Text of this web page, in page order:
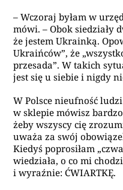
– Wczoraj byłam w
mówi. – Obok siedziały
że jestem Ukrainką.
Ukraińców”, że
przesada”. W takich
jest się u siebie i nigdy
W Polsce nieufność
w sklepie mówisz
żeby wszyscy cię
uważa za swój
Kiedyś poprosiłam
wiedziała, o co mi
i wyraźnie: ĆWIARTKĘ.